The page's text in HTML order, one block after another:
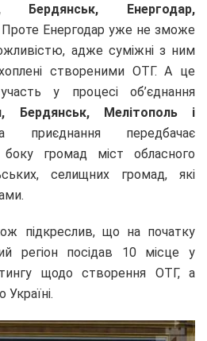
Бердянськ, Енергодар,
Проте Енергодар уже не зможе
адже суміжні з ним
створеними ОТГ. А це
у процесі об’єднання
Бердянськ, Мелітополь і
приєднання передбачає
боку громад міст обласного
селищних громад, які
підкреслив, що на початку
регіон посідав 10 місце у
щодо створення ОТГ, а
Україні.